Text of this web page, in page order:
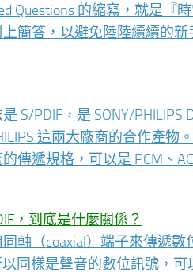
Questions 的縮寫，就是
簡答，以避免陸陸續續的新
S/PDIF，是 SONY/
這兩大廠商的合作產物
傳遞規格，可以是 PCM、
，到底是什麼關係？
同軸（coaxial）端子來傳遞
以同樣是聲音的數位訊號，